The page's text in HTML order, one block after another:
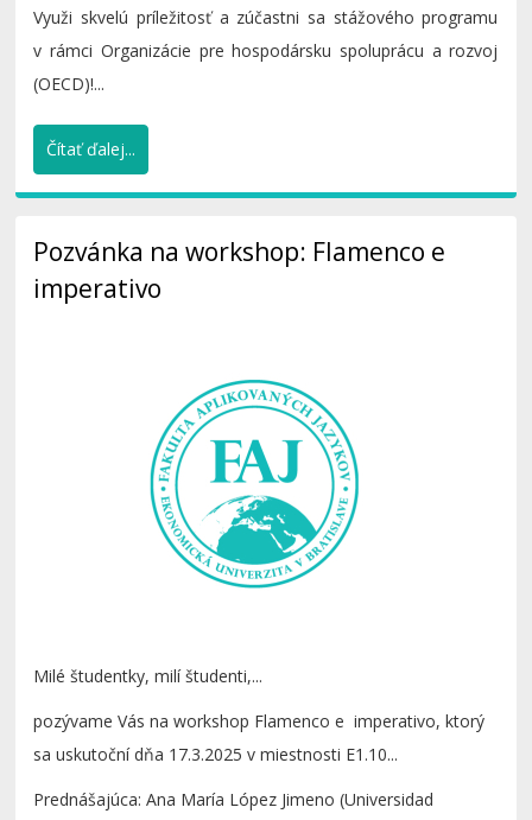
Využi skvelú príležitosť a zúčastni sa stážového programu
v rámci Organizácie pre hospodársku spoluprácu a rozvoj
(OECD)!...
Čítať ďalej...
Pozvánka na workshop: Flamenco e
imperativo
Milé študentky, milí študenti,...
pozývame Vás na workshop Flamenco e imperativo, ktorý
sa uskutoční dňa 17.3.2025 v miestnosti E1.10...
Prednášajúca: Ana María López Jimeno (Universidad